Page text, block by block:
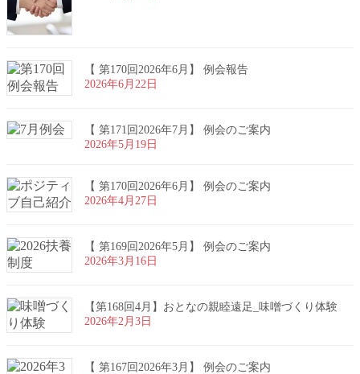
【 第170回2026年6月】 例会報告
2026年6月22日
【 第171回2026年7月】 例会のご案内
2026年5月19日
【 第170回2026年6月】 例会のご案内
2026年4月27日
【 第169回2026年5月】 例会のご案内
2026年3月16日
【第168回4月】おとなの親睦遠足_味噌づくり体験
2026年2月3日
【 第167回2026年3月】 例会のご案内